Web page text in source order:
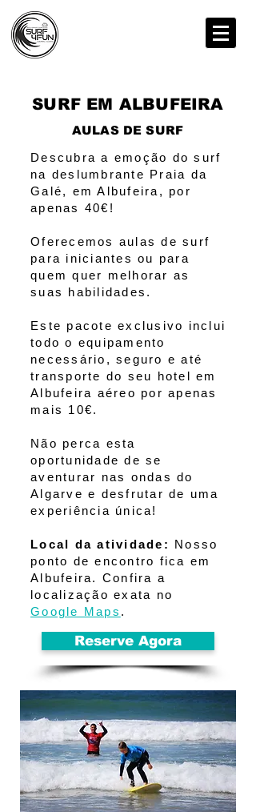
SURF EM ALBUFEIRA
AULAS DE SURF
Descubra a emoção do surf
na deslumbrante Praia da
Galé, em Albufeira, por
apenas 40€!
Oferecemos aulas de surf
para iniciantes ou para
quem quer melhorar as
suas habilidades.
Este pacote exclusivo inclui
todo o equipamento
necessário, seguro e até
transporte do seu hotel em
Albufeira aéreo por apenas
mais 10€.
Não perca esta
oportunidade de se
aventurar nas ondas do
Algarve e desfrutar de uma
experiência única!
Local da atividade: Nosso
ponto de encontro fica em
Albufeira. Confira a
localização exata no
Google Maps .
Reserve Agora